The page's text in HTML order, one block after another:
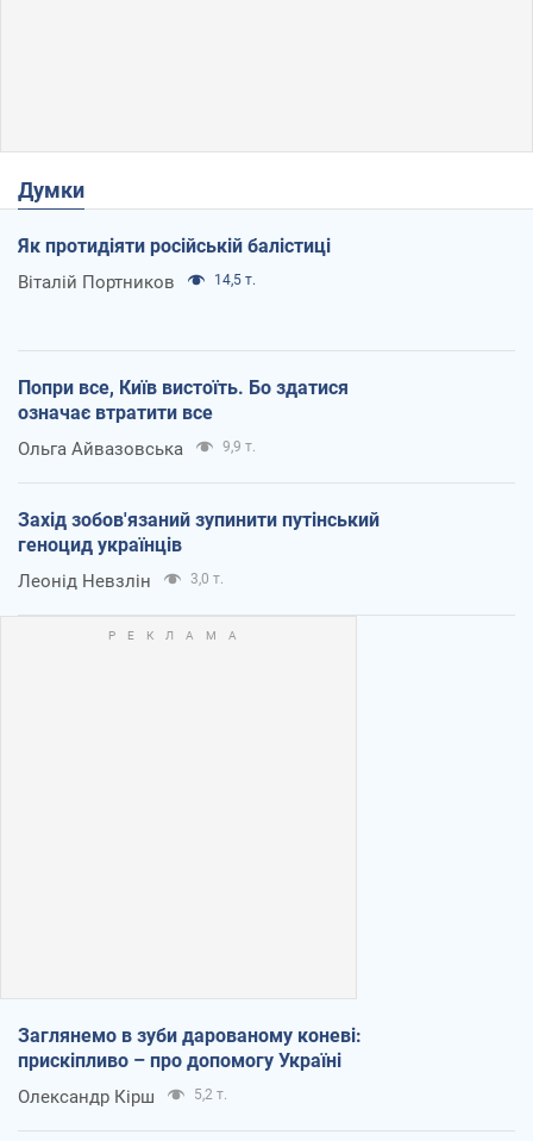
Думки
Як протидіяти російській балістиці
Віталій Портников 14,5 т.
Попри все, Київ вистоїть. Бо здатися
означає втратити все
Ольга Айвазовська 9,9 т.
Захід зобов'язаний зупинити путінський
геноцид українців
Леонід Невзлін 3,0 т.
Заглянемо в зуби дарованому коневі:
прискіпливо – про допомогу Україні
Олександр Кірш 5,2 т.